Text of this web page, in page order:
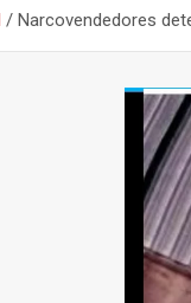
Narcovendedores